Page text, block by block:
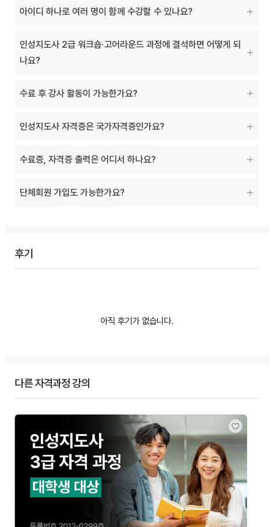
아이디 하나로 여러 명이 함께 수강할 수 있나요?
인성지도사 2급 워크숍·고어라운드 과정에 결석하면 어떻게 되
나요?
수료 후 강사 활동이 가능한가요?
인성지도사 자격증은 국가자격증인가요?
수료증, 자격증 출력은 어디서 하나요?
단체회원 가입도 가능한가요?
후기
아직 후기가 없습니다.
다른 자격과정 강의